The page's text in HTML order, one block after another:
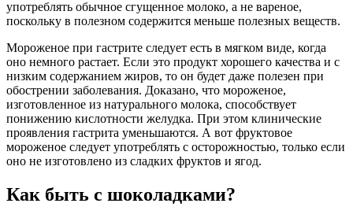
употреблять обычное сгущенное молоко, а не вареное,
поскольку в полезном содержится меньше полезных веществ.
Мороженое при гастрите следует есть в мягком виде, когда
оно немного растает. Если это продукт хорошего качества и с
низким содержанием жиров, то он будет даже полезен при
обострении заболевания. Доказано, что мороженое,
изготовленное из натурального молока, способствует
понижению кислотности желудка. При этом клинические
проявления гастрита уменьшаются. А вот фруктовое
мороженое следует употреблять с осторожностью, только если
оно не изготовлено из сладких фруктов и ягод.
Как быть с шоколадками?